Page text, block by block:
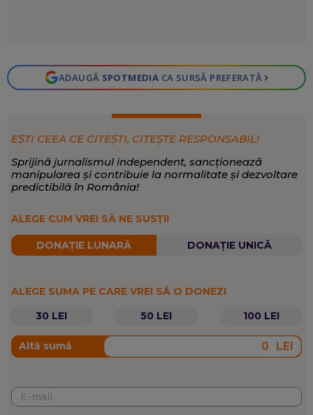
ADAUGĂ SPOTMEDIA CA SURSĂ PREFERATĂ ›
EȘTI CEEA CE CITEȘTI, CITEȘTE RESPONSABIL!
Sprijină jurnalismul independent, sancționează
manipularea și contribuie la normalitate și dezvoltare
predictibilă în România!
ALEGE CUM VREI SĂ NE SUSȚII
DONAȚIE LUNARĂ DONAȚIE UNICĂ
ALEGE SUMA PE CARE VREI SĂ O DONEZI
30 LEI
50 LEI 100 LEI
Altă sumă LEI